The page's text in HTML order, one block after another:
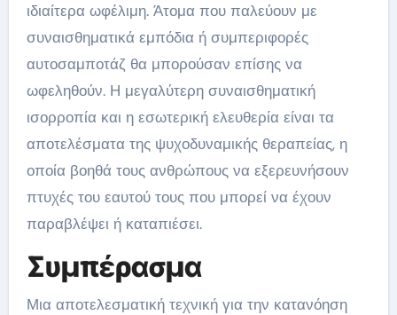
ιδιαίτερα ωφέλιμη. Άτομα που παλεύουν με
συναισθηματικά εμπόδια ή συμπεριφορές
αυτοσαμποτάζ θα μπορούσαν επίσης να
ωφεληθούν. Η μεγαλύτερη συναισθηματική
ισορροπία και η εσωτερική ελευθερία είναι τα
αποτελέσματα της ψυχοδυναμικής θεραπείας, η
οποία βοηθά τους ανθρώπους να εξερευνήσουν
πτυχές του εαυτού τους που μπορεί να έχουν
παραβλέψει ή καταπιέσει.
Συμπέρασμα
Μια αποτελεσματική τεχνική για την κατανόηση